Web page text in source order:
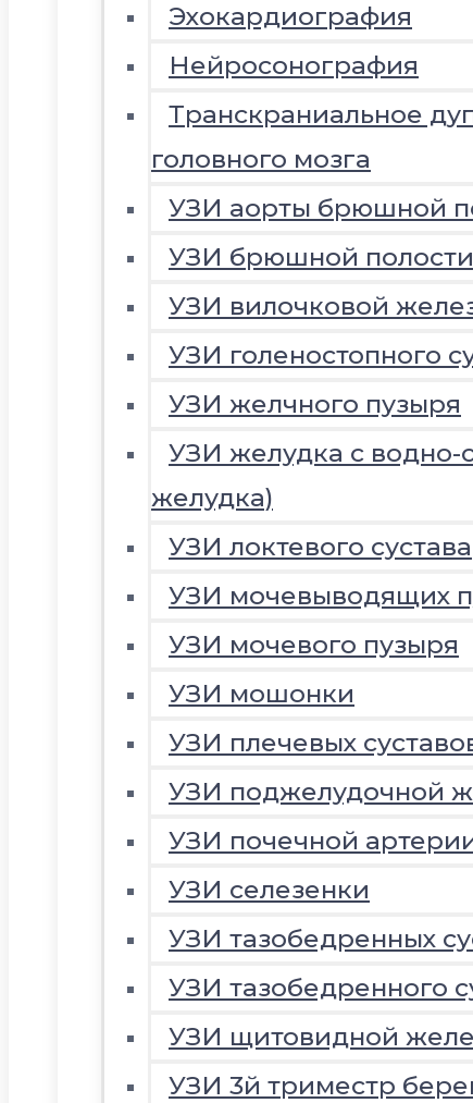
Эхокардиография
Нейросонография
Транскраниальное
головного мозга
УЗИ аорты брюшной
УЗИ брюшной полости
УЗИ вилочковой
УЗИ голеностопного
УЗИ желчного пузыря
УЗИ желудка с водно-
желудка)
УЗИ локтевого сустава
УЗИ мочевыводящих
УЗИ мочевого пузыря
УЗИ мошонки
УЗИ плечевых
УЗИ поджелудочной
УЗИ почечной
УЗИ селезенки
УЗИ тазобедренных
УЗИ тазобедренного
УЗИ щитовидной
УЗИ 3й триместр